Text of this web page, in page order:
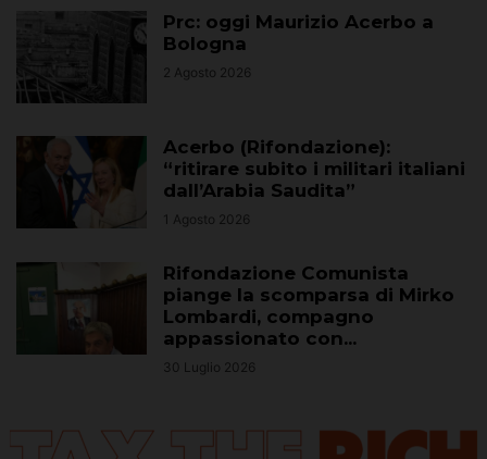
Prc: oggi Maurizio Acerbo a
Bologna
2 Agosto 2026
Acerbo (Rifondazione):
“ritirare subito i militari italiani
dall’Arabia Saudita”
1 Agosto 2026
Rifondazione Comunista
piange la scomparsa di Mirko
Lombardi, compagno
appassionato con...
30 Luglio 2026